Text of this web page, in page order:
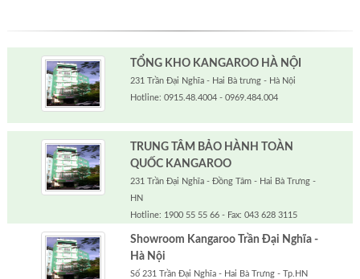
TỔNG KHO KANGAROO HÀ NỘI
231 Trần Đại Nghĩa - Hai Bà trưng - Hà Nội
Hotline: 0915.48.4004 - 0969.484.004
TRUNG TÂM BẢO HÀNH TOÀN
QUỐC KANGAROO
231 Trần Đại Nghĩa - Đồng Tâm - Hai Bà Trưng -
HN
Hotline: 1900 55 55 66 - Fax: 043 628 3115
Showroom Kangaroo Trần Đại Nghĩa -
Hà Nội
Số 231 Trần Đại Nghĩa - Hai Bà Trưng - Tp.HN